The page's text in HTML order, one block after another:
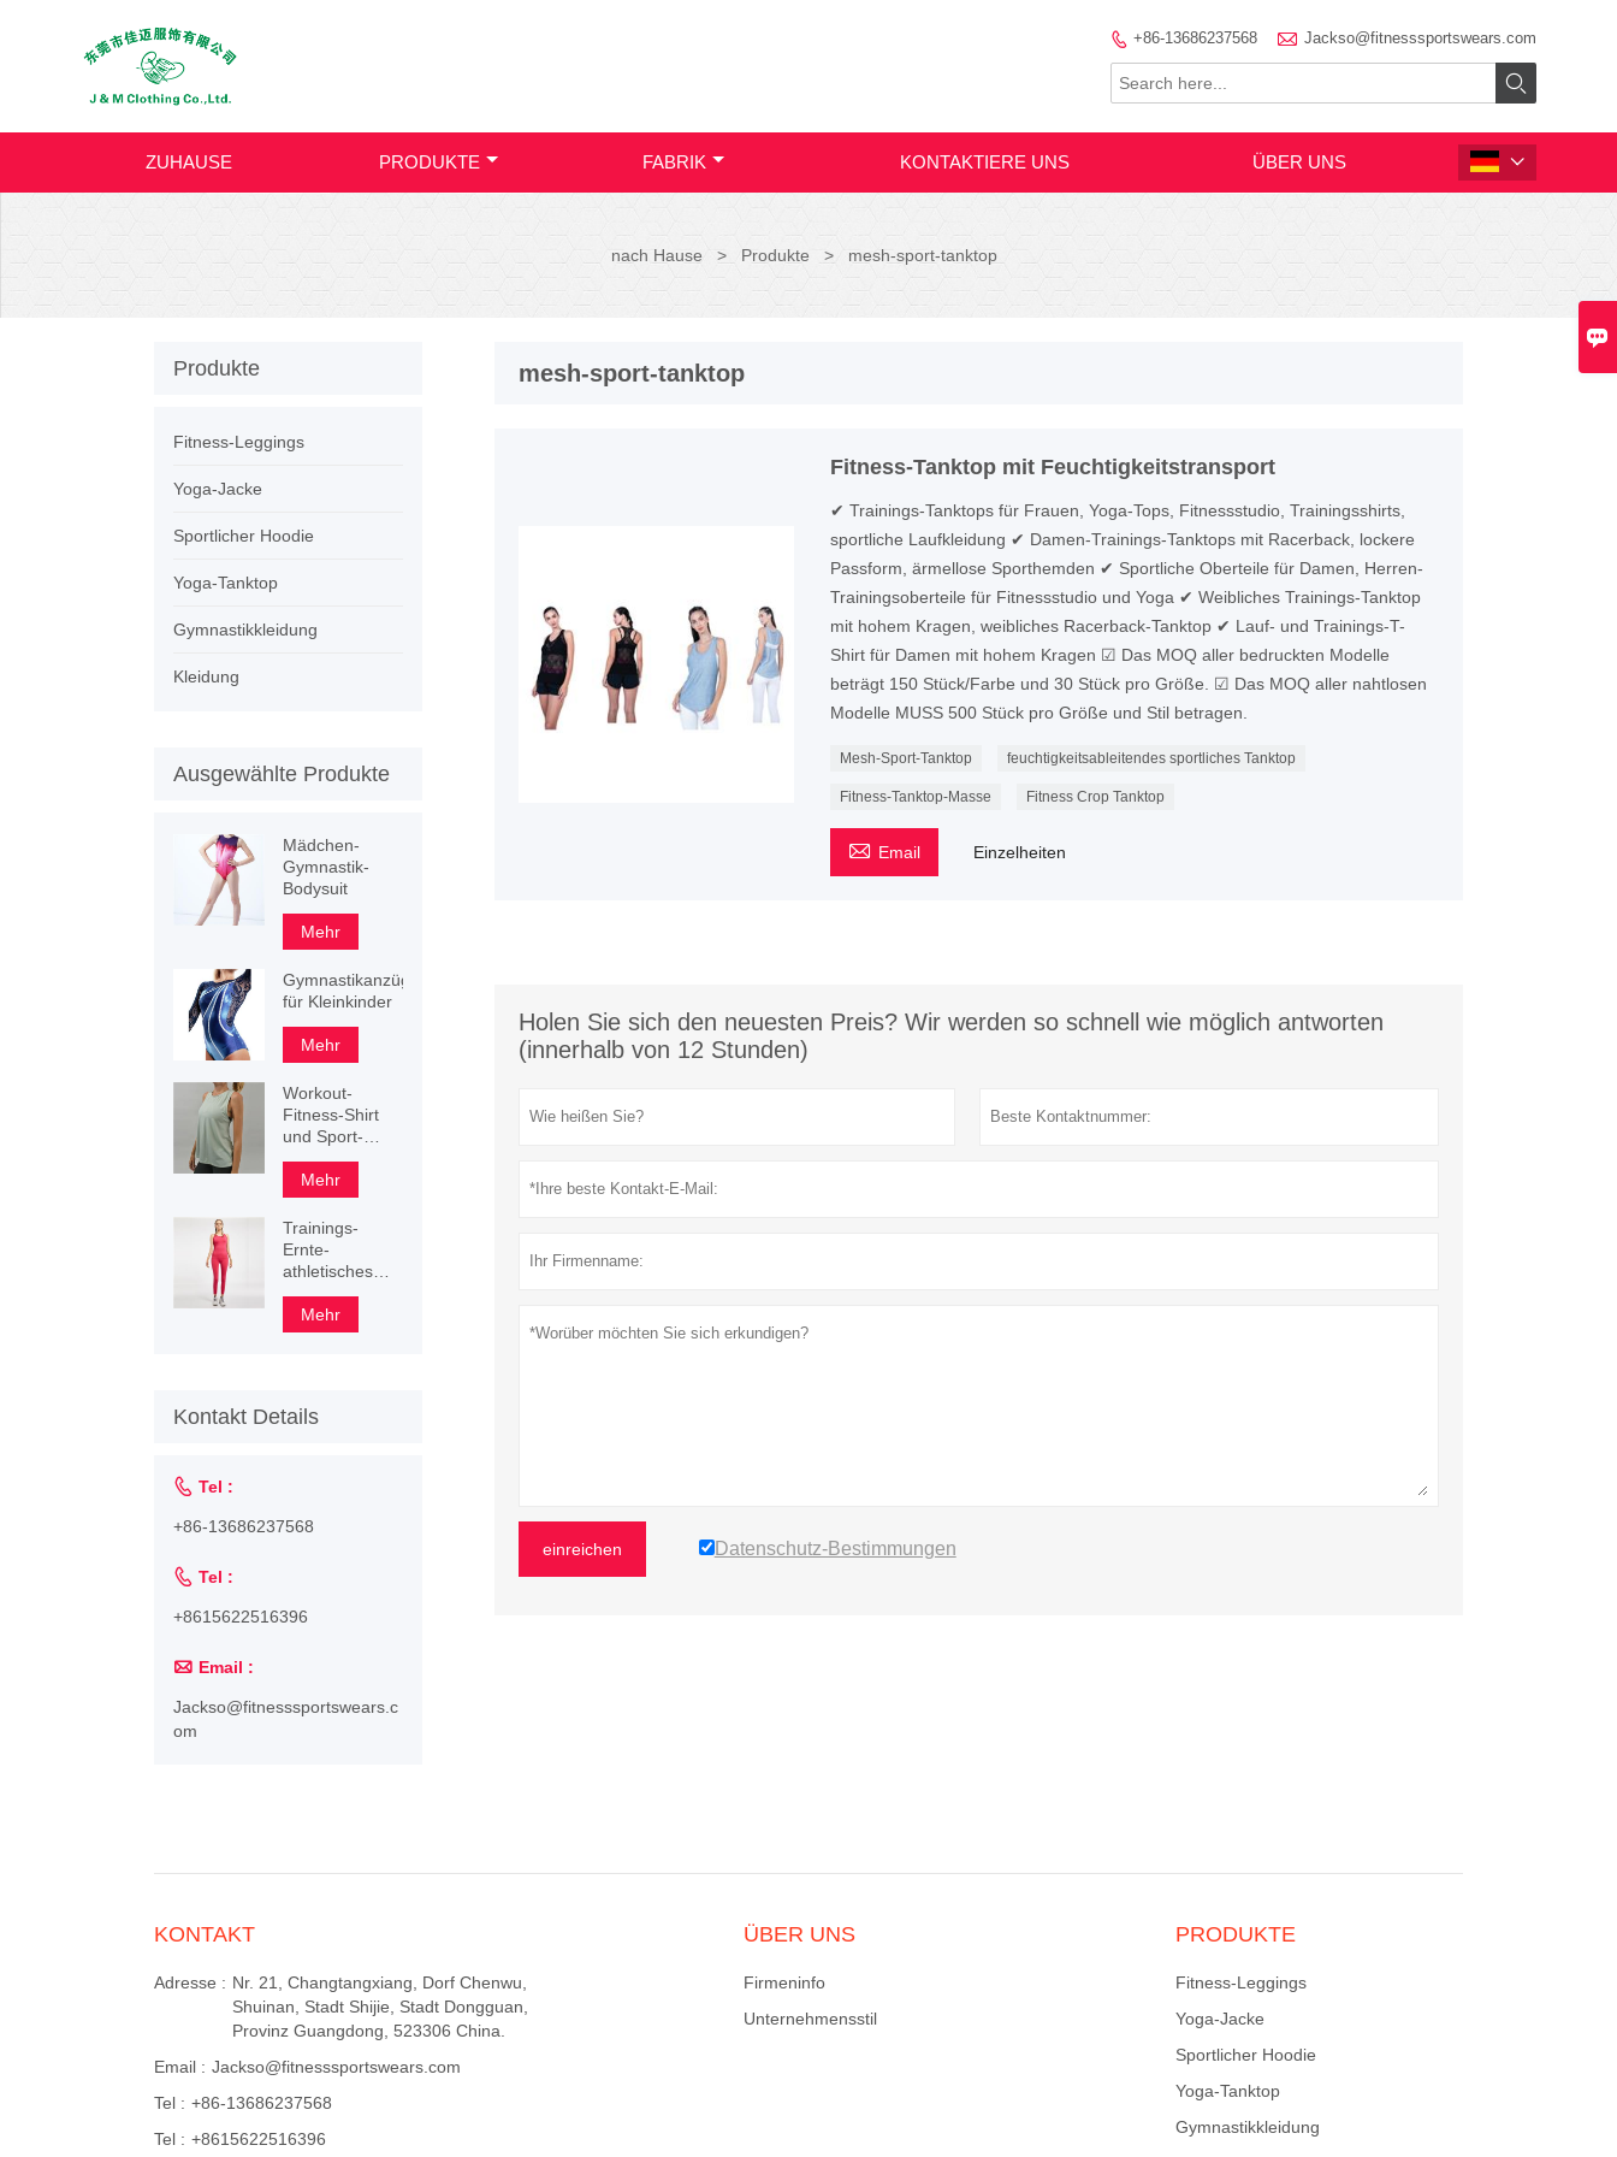

 +86-13686237568  Jackso@fitnesssportswears.com

ZUHAUSE PRODUKTE FABRIK KONTAKTIERE UNS ÜBER UNS 
nach Hause > Produkte > mesh-sport-tanktop
mesh-sport-tanktop
Fitness-Tanktop mit Feuchtigkeitstransport
✔ Trainings-Tanktops für Frauen, Yoga-Tops, Fitnessstudio, Trainingsshirts,
sportliche Laufkleidung ✔ Damen-Trainings-Tanktops mit Racerback, lockere
Passform, ärmellose Sporthemden ✔ Sportliche Oberteile für Damen, Herren-
Trainingsoberteile für Fitnessstudio und Yoga ✔ Weibliches Trainings-Tanktop
mit hohem Kragen, weibliches Racerback-Tanktop ✔ Lauf- und Trainings-T-
Shirt für Damen mit hohem Kragen ☑ Das MOQ aller bedruckten Modelle
beträgt 150 Stück/Farbe und 30 Stück pro Größe. ☑ Das MOQ aller nahtlosen
Modelle MUSS 500 Stück pro Größe und Stil betragen.
Mesh-Sport-Tanktop feuchtigkeitsableitendes sportliches Tanktop
Fitness-Tanktop-Masse Fitness Crop Tanktop
 Email Einzelheiten
Holen Sie sich den neuesten Preis? Wir werden so schnell wie möglich antworten
(innerhalb von 12 Stunden)
einreichen Datenschutz-Bestimmungen
Produkte
Fitness-Leggings
Yoga-Jacke
Sportlicher Hoodie
Yoga-Tanktop
Gymnastikkleidung
Kleidung
Ausgewählte Produkte
Mädchen-
Gymnastik-
Bodysuit
Mehr
Gymnastikanzüge
für Kleinkinder
Mehr
Workout-
Fitness-Shirt
und Sport-
Tanktop
Mehr
Trainings-
Ernte-
athletisches
Trägershirt der
benutzerdefinierten
Frauen
Mehr
Kontakt Details
 Tel :
+86-13686237568
 Tel :
+8615622516396
 Email :
Jackso@fitnesssportswears.c
om
KONTAKT
Adresse : Nr. 21, Changtangxiang, Dorf Chenwu,
Shuinan, Stadt Shijie, Stadt Dongguan,
Provinz Guangdong, 523306 China.
Email : Jackso@fitnesssportswears.com
Tel : +86-13686237568
Tel : +8615622516396
ÜBER UNS
Firmeninfo
Unternehmensstil
PRODUKTE
Fitness-Leggings
Yoga-Jacke
Sportlicher Hoodie
Yoga-Tanktop
Gymnastikkleidung